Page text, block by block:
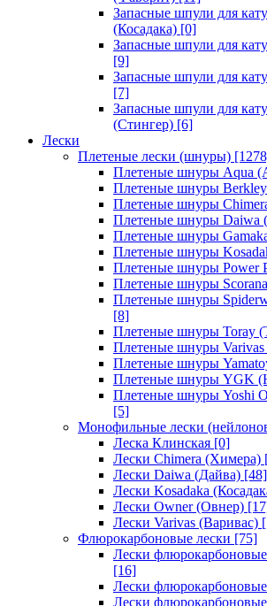
Запасные шпули для
(Косадака) [0]
Запасные шпули для
[9]
Запасные шпули для
[7]
Запасные шпули для
(Стингер) [6]
Лески
Плетеные лески (шнуры)
Плетеные шнуры Aqua
Плетеные шнуры
Плетеные шнуры
Плетеные шнуры Daiwa
Плетеные шнуры
Плетеные шнуры
Плетеные шнуры Power
Плетеные шнуры
Плетеные шнуры
[8]
Плетеные шнуры Toray
Плетеные шнуры Varivas
Плетеные шнуры
Плетеные шнуры YGK
Плетеные шнуры Yoshi
[5]
Монофильные лески
Леска Клинская [0]
Лески Chimera (Химера)
Лески Daiwa (Дайва) [48]
Лески Kosadaka
Лески Owner (Овнер)
Лески Varivas (Варивас)
Флюрокарбоновые лески [75]
Лески
[16]
Лески
Лески флюрокарбоновые